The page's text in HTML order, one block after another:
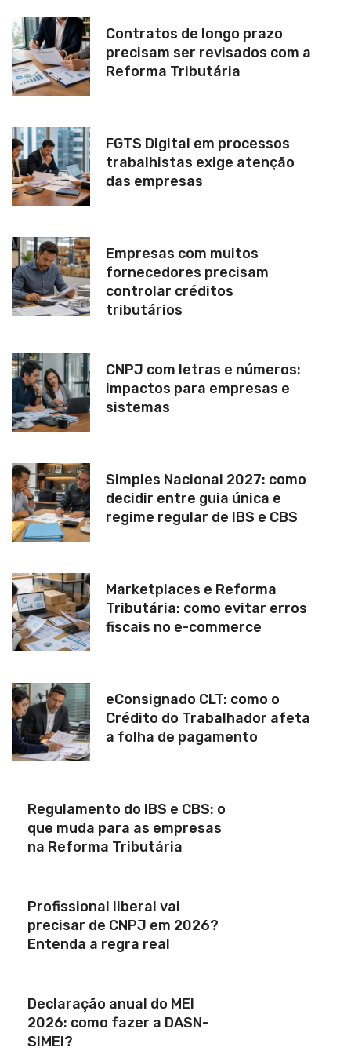
Contratos de longo prazo
precisam ser revisados com a
Reforma Tributária
FGTS Digital em processos
trabalhistas exige atenção
das empresas
Empresas com muitos
fornecedores precisam
controlar créditos
tributários
CNPJ com letras e números:
impactos para empresas e
sistemas
Simples Nacional 2027: como
decidir entre guia única e
regime regular de IBS e CBS
Marketplaces e Reforma
Tributária: como evitar erros
fiscais no e-commerce
eConsignado CLT: como o
Crédito do Trabalhador afeta
a folha de pagamento
Regulamento do IBS e CBS: o
que muda para as empresas
na Reforma Tributária
Profissional liberal vai
precisar de CNPJ em 2026?
Entenda a regra real
Declaração anual do MEI
2026: como fazer a DASN-
SIMEI?